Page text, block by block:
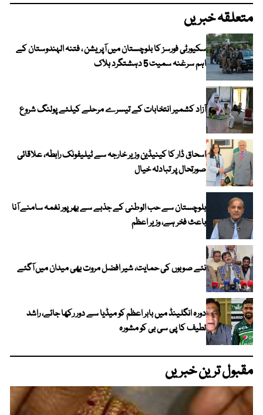
متعلقہ خبریں
سکیورٹی فورسز کا بلوچستان میں آپریشن ، فتنہ الہندوستان کے
اہم سرغنہ سمیت 5 دہشتگرد ہلاک
آزاد کشمیر انتخابات کے تیسرے مرحلے کیلئے پولنگ شروع
اسحاق ڈار کا کینیڈین وزیر خارجہ سے ٹیلیفونک رابطہ، علاقائی
صورتحال پر تبادلہ خیال
بلوچستان سے حب الوطنی کے جذبے سے بھرپور نغمہ سامنے آنا
باعث فخر ہے، وزیر اعظم
نئے صوبوں کی حمایت، شیر افضل مروت بھی میدان میں آگئے
دورہ انگلینڈ میں بابر اعظم کو میڈیا سے دور رکھا جائے، راشد
لطیف کا پی سی بی کو مشورہ
مقبول ترین خبریں